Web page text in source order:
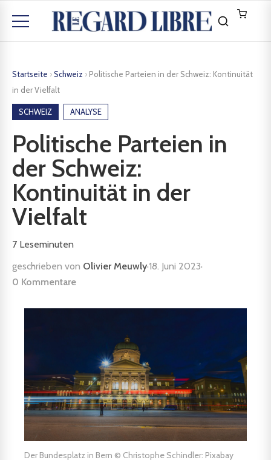
Startseite ›Schweiz › Politische Parteien in der Schweiz: Kontinuität
in der Vielfalt
SCHWEIZ ANALYSE
Politische Parteien in
der Schweiz:
Kontinuität in der
Vielfalt
7 Leseminuten
geschrieben von Olivier Meuwly·18. Juni 2023·
0 Kommentare
Der Bundesplatz in Bern © Christophe Schindler: Pixabay